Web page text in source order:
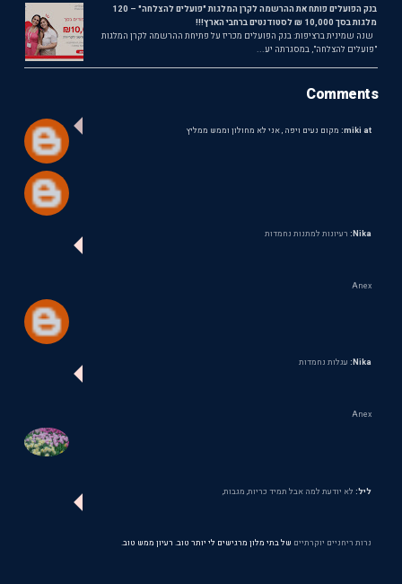
בנק הפועלים פותח את ההרשמה לקרן המלגות "פועלים להצלחה" – 120
מלגות בסך 10,000 ₪ לסטודנטים ברחבי הארץ!!!
שנה שמינית ברציפות: בנק הפועלים מכריז על פתיחת ההרשמה לקרן המלגות
"פועלים להצלחה", במסגרתה יע...
Comments
miki at: מקום נעים ויפה , אני לא מחולון וממש ממליץ
Nika: רעיונות למתנות נחמדות
Anex
Nika: עגלות נחמדות
Anex
ליל: לא יודעת למה אבל תמיד כריות, מגבות,
נרות ריחניים יוקרתיים של בתי מלון מרגישים לי יותר טוב. רעיון ממש טוב.